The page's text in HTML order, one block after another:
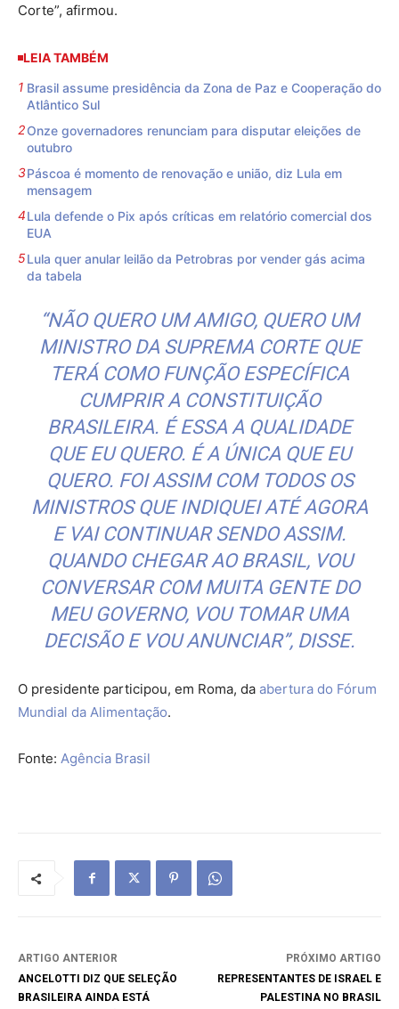
Corte”, afirmou.
LEIA TAMBÉM
Brasil assume presidência da Zona de Paz e Cooperação do
Atlântico Sul
Onze governadores renunciam para disputar eleições de
outubro
Páscoa é momento de renovação e união, diz Lula em
mensagem
Lula defende o Pix após críticas em relatório comercial dos
EUA
Lula quer anular leilão da Petrobras por vender gás acima
da tabela
“NÃO QUERO UM AMIGO, QUERO UM
MINISTRO DA SUPREMA CORTE QUE
TERÁ COMO FUNÇÃO ESPECÍFICA
CUMPRIR A CONSTITUIÇÃO
BRASILEIRA. É ESSA A QUALIDADE
QUE EU QUERO. É A ÚNICA QUE EU
QUERO. FOI ASSIM COM TODOS OS
MINISTROS QUE INDIQUEI ATÉ AGORA
E VAI CONTINUAR SENDO ASSIM.
QUANDO CHEGAR AO BRASIL, VOU
CONVERSAR COM MUITA GENTE DO
MEU GOVERNO, VOU TOMAR UMA
DECISÃO E VOU ANUNCIAR”, DISSE.
O presidente participou, em Roma, da abertura do Fórum
Mundial da Alimentação.
Fonte: Agência Brasil
ARTIGO ANTERIOR
ANCELOTTI DIZ QUE SELEÇÃO
BRASILEIRA AINDA ESTÁ
PRÓXIMO ARTIGO
REPRESENTANTES DE ISRAEL E
PALESTINA NO BRASIL